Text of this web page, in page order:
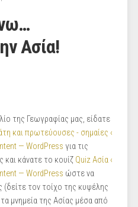
Ασία!
της Γεωγραφίας μας, είδατε
και πρωτεύουσες - σημαίες ‹
— WordPress για τις
κάνατε το κουίζ Quiz Ασία ‹
— WordPress ώστε να
τον τοίχο της κυψέλης
μνημεία της Ασίας μέσα από